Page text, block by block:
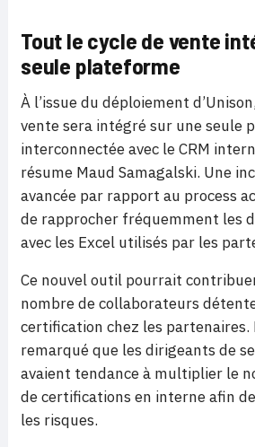
Tout le cycle de vente
seule plateforme
À l’issue du déploiement
vente sera intégré sur une seule
interconnectée avec le CRM
résume Maud Samagalski. Une
avancée par rapport au process
de rapprocher fréquemment les
avec les Excel utilisés par les
Ce nouvel outil pourrait
nombre de collaborateurs
certification chez les partenaires.
remarqué que les dirigeants de
avaient tendance à multiplier le
de certifications en interne afin
les risques.